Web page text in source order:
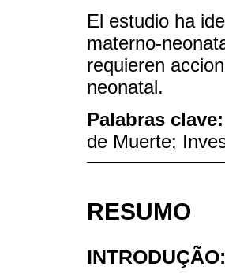
El estudio ha
materno-
requieren
neonatal.
Palabras clave:
de Muerte;
RESUMO
INTRODUÇÃO: